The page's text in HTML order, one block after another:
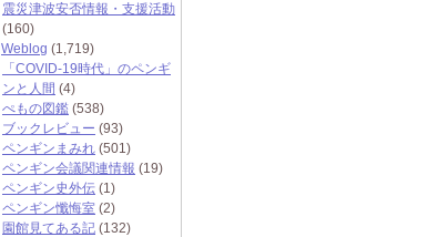
震災津波安否情報・支援活動
(160)
Weblog (1,719)
「COVID-19時代」のペンギ
ンと人間 (4)
ぺもの図鑑 (538)
ブックレビュー (93)
ペンギンまみれ (501)
ペンギン会議関連情報 (19)
ペンギン史外伝 (1)
ペンギン懺悔室 (2)
園館見てある記 (132)